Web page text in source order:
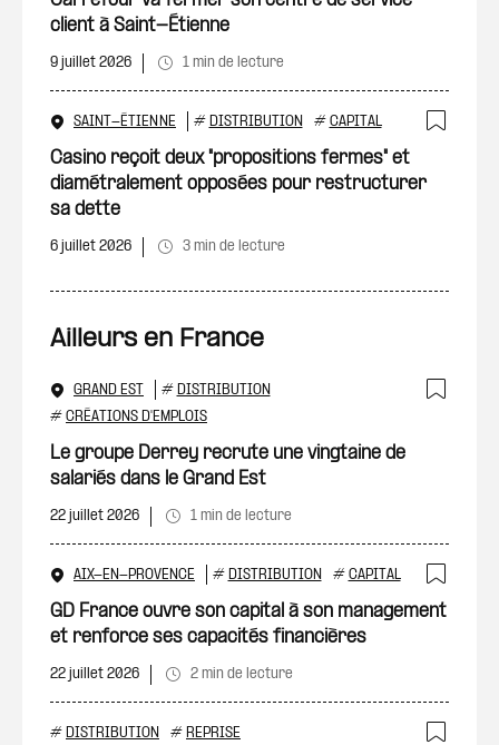
client à Saint-Étienne
9 juillet 2026 1 min de lecture
SAINT-ÉTIENNE # DISTRIBUTION # CAPITAL
Casino reçoit deux "propositions fermes" et
diamétralement opposées pour restructurer
sa dette
6 juillet 2026 3 min de lecture
Ailleurs en France
GRAND EST # DISTRIBUTION
# CRÉATIONS D'EMPLOIS
Le groupe Derrey recrute une vingtaine de
salariés dans le Grand Est
22 juillet 2026 1 min de lecture
AIX-EN-PROVENCE # DISTRIBUTION # CAPITAL
GD France ouvre son capital à son management
et renforce ses capacités financières
22 juillet 2026 2 min de lecture
# DISTRIBUTION # REPRISE